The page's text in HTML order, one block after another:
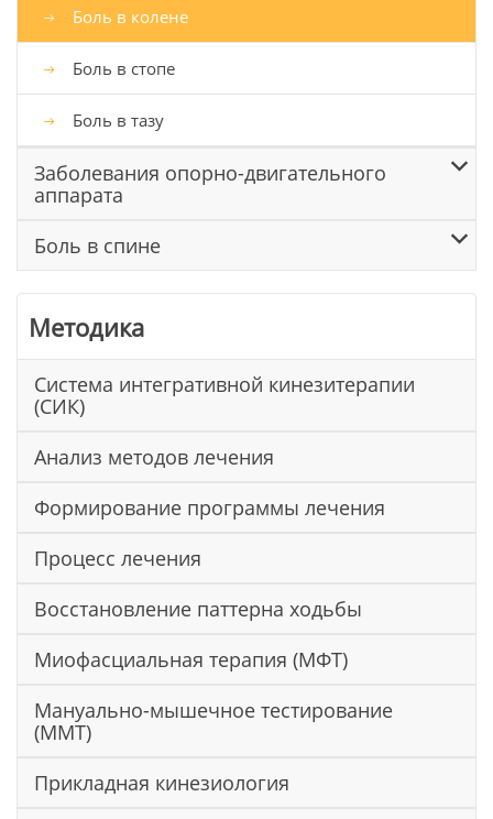
Боль в колене
Боль в стопе
Боль в тазу
Заболевания опорно-двигательного
аппарата
Боль в спине
Методика
Система интегративной кинезитерапии
(СИК)
Анализ методов лечения
Формирование программы лечения
Процесс лечения
Восстановление паттерна ходьбы
Миофасциальная терапия (МФТ)
Мануально-мышечное тестирование
(ММТ)
Прикладная кинезиология